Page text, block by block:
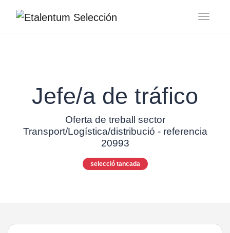
Jefe/a de tráfico
Oferta de treball sector
Transport/Logística/distribució - referencia
20993
selecció tancada